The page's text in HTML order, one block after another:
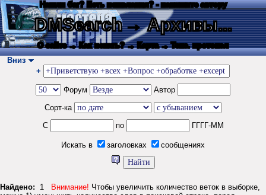
Нашли баг? Есть пожелания? - напишите автору
DMSearch→ Архивы...
О сайте → Как искать? → Карта → Текс. протокол
Вниз
+
Форум
Автор
Сорт-ка
С
по ГГГГ-ММ
Искать в заголовках сообщениях
Найдено: 1 Внимание! Чтобы увеличить количество веток в выборке,